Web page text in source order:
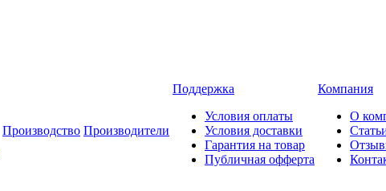
Производство Производители
Поддержка
Условия оплаты
Условия доставки
Гарантия на товар
Публичная офферта
Компания
О